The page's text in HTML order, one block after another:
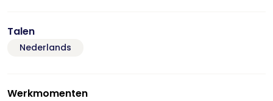
Talen
Nederlands
Werkmomenten